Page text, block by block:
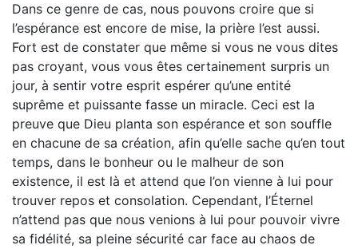
Dans ce genre de cas, nous pouvons croire que si
l’espérance est encore de mise, la prière l’est aussi.
Fort est de constater que même si vous ne vous dites
pas croyant, vous vous êtes certainement surpris un
jour, à sentir votre esprit espérer qu’une entité
suprême et puissante fasse un miracle. Ceci est la
preuve que Dieu planta son espérance et son souffle
en chacune de sa création, afin qu’elle sache qu’en tout
temps, dans le bonheur ou le malheur de son
existence, il est là et attend que l’on vienne à lui pour
trouver repos et consolation. Cependant, l’Éternel
n’attend pas que nous venions à lui pour pouvoir vivre
sa fidélité, sa pleine sécurité car face au chaos de